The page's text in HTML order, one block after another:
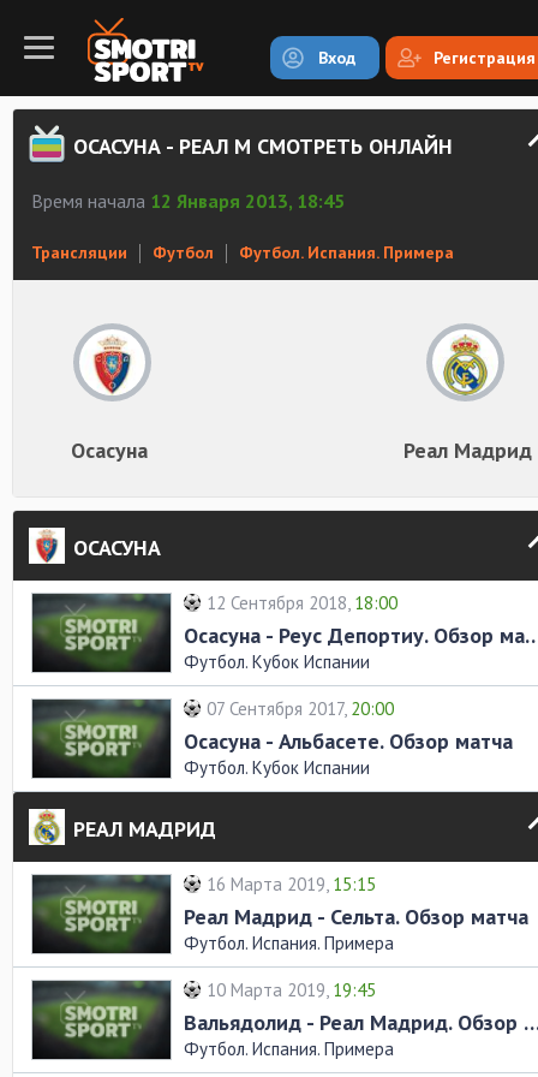
Вход Регистрация
ОСАСУНА - РЕАЛ М СМОТРЕТЬ ОНЛАЙН
Время начала 12 Января 2013, 18:45
Трансляции Футбол Футбол. Испания. Примера
Осасуна Реал Мадрид
ОСАСУНА
12 Сентября 2018, 18:00
Осасуна - Реус
Футбол. Кубок Испании
07 Сентября 2017, 20:00
Осасуна - Альбасете. Обзор матча
Футбол. Кубок Испании
РЕАЛ МАДРИД
16 Марта 2019, 15:15
Реал Мадрид - Сельта. Обзор матча
Футбол. Испания. Примера
10 Марта 2019, 19:45
Вальядолид - Реал
Футбол. Испания. Примера